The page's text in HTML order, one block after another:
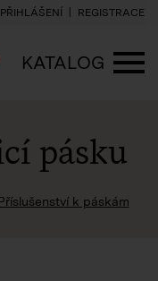
PŘIHLÁŠENÍ REGISTRACE
KATALOG
pásku
k páskám